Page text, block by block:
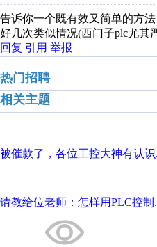
告诉你一个既有效又简单的方
好几次类似情况(西门子plc尤其
回复 引用 举报
热门招聘
相关主题
被催款了，各位工控大神有认识
请教给位老师：怎样用PLC控制